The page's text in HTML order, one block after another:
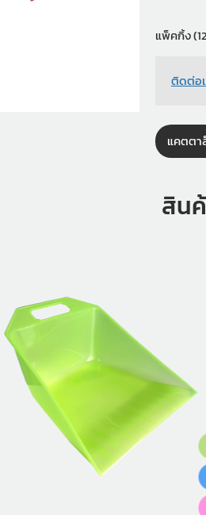
แพ็คกิ้ง
ติดต่อ
แคตตา
สิน